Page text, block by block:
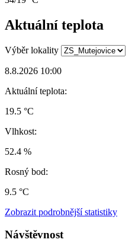
Aktuální teplota
Výběr lokality
8.8.2026 10:00
Aktuální teplota:
19.5 °C
Vlhkost:
52.4 %
Rosný bod:
9.5 °C
Zobrazit podrobnější statistiky
Návštěvnost